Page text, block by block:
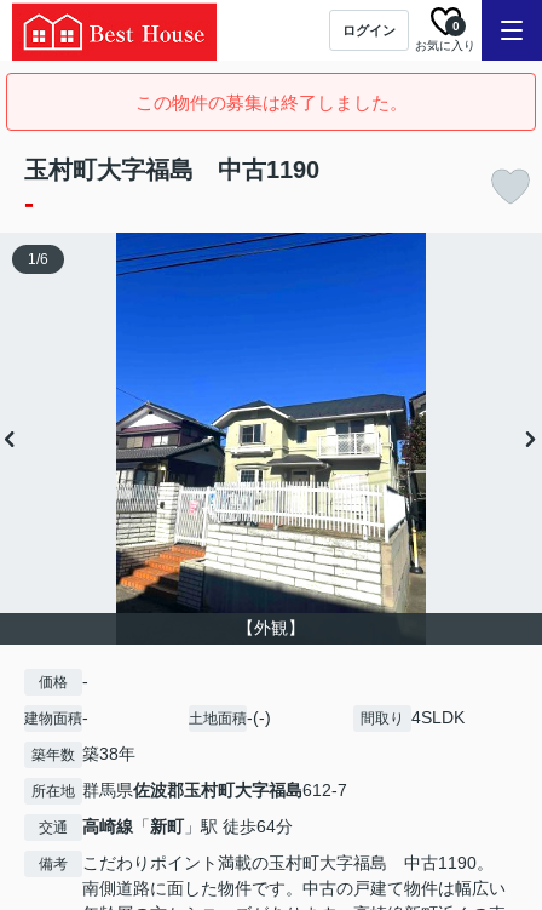
ログイン
お気に入り
0
この物件の募集は終了しました。
玉村町大字福島 中古1190
-
【外観】
1/6
価格 -
建物面積- 土地面積-(-) 間取り 4SLDK
築年数 築38年
所在地 群馬県佐波郡玉村町大字福島612-7
交通 高崎線 「新町」駅 徒歩64分
備考
こだわりポイント満載の玉村町大字福島 中古1190。
南側道路に面した物件です。中古の戸建て物件は幅広い